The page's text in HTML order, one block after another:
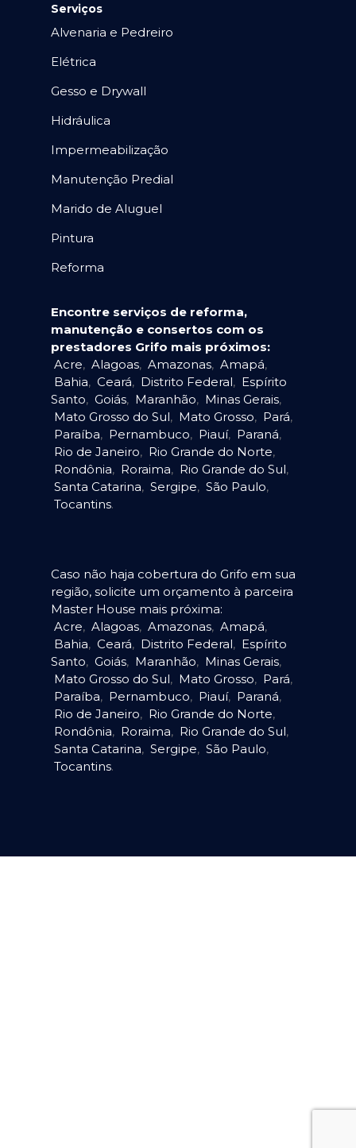
Serviços
Alvenaria e Pedreiro
Elétrica
Gesso e Drywall
Hidráulica
Impermeabilização
Manutenção Predial
Marido de Aluguel
Pintura
Reforma
Encontre serviços de reforma,
manutenção e consertos com os
prestadores Grifo mais próximos:
Acre, Alagoas, Amazonas, Amapá,
Bahia, Ceará, Distrito Federal, Espírito
Santo, Goiás, Maranhão, Minas Gerais,
Mato Grosso do Sul, Mato Grosso, Pará,
Paraíba, Pernambuco, Piauí, Paraná,
Rio de Janeiro, Rio Grande do Norte,
Rondônia, Roraima, Rio Grande do Sul,
Santa Catarina, Sergipe, São Paulo,
Tocantins.
Caso não haja cobertura do Grifo em sua
região, solicite um orçamento à parceira
Master House mais próxima:
Acre, Alagoas, Amazonas, Amapá,
Bahia, Ceará, Distrito Federal, Espírito
Santo, Goiás, Maranhão, Minas Gerais,
Mato Grosso do Sul, Mato Grosso, Pará,
Paraíba, Pernambuco, Piauí, Paraná,
Rio de Janeiro, Rio Grande do Norte,
Rondônia, Roraima, Rio Grande do Sul,
Santa Catarina, Sergipe, São Paulo,
Tocantins.